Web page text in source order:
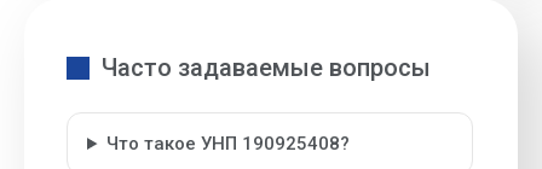
Часто задаваемые вопросы
Что такое УНП 190925408?